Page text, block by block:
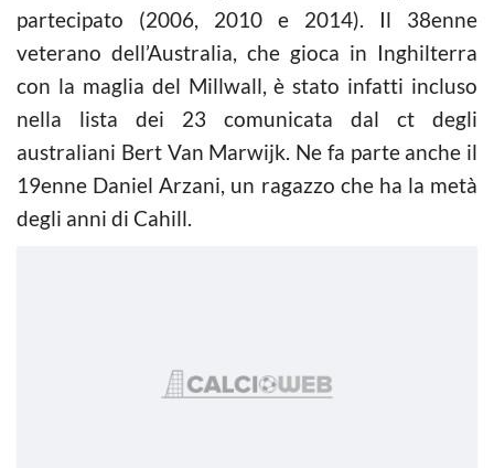
partecipato (2006, 2010 e 2014). Il 38enne
veterano dell’Australia, che gioca in Inghilterra
con la maglia del Millwall, è stato infatti incluso
nella lista dei 23 comunicata dal ct degli
australiani Bert Van Marwijk. Ne fa parte anche il
19enne Daniel Arzani, un ragazzo che ha la metà
degli anni di Cahill.